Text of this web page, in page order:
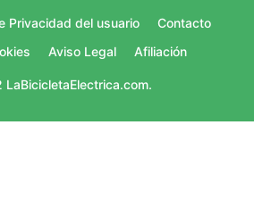
Privacidad del usuario
Contacto
Aviso Legal Afiliación